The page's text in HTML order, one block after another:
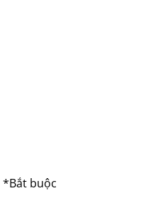
*Bắt buộc